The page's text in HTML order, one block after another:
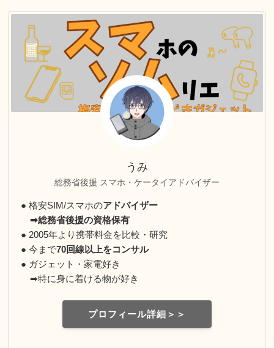
うみ
総務省後援 スマホ・ケータイアドバイザー
● 格安SIM/スマホのアドバイザー
➡総務省後援の資格保有
● 2005年より携帯料金を比較・研究
● 今まで70回線以上をコンサル
● ガジェット・家電好き
➡特に身に着ける物が好き
プロフィール詳細＞＞